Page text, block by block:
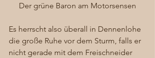
Der grüne Baron am Motorsensen
Es herrscht also überall in Dennenlohe
die große Ruhe vor dem Sturm, falls er
nicht gerade mit dem Freischneider